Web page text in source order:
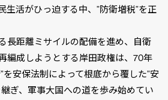
生活がひっ迫する中、”防衛増税”を正
長距離ミサイルの配備を進め、自衛
編成しようとする岸田政権は、70年
を安保法制によって根底から覆した”安
ぎ、軍事大国への道を歩み始めてい